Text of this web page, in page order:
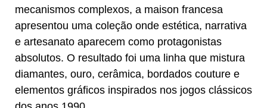
mecanismos complexos, a maison francesa
apresentou uma coleção onde estética, narrativa
e artesanato aparecem como protagonistas
absolutos. O resultado foi uma linha que mistura
diamantes, ouro, cerâmica, bordados couture e
elementos gráficos inspirados nos jogos clássicos